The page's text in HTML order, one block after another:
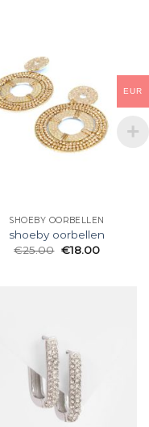
SHOEBY OORBELLEN
shoeby oorbellen
€25.00 €18.00
EUR